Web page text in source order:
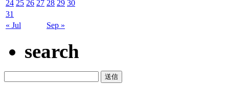
« Jul Sep »
24 25 26 27 28 29 30
31
search